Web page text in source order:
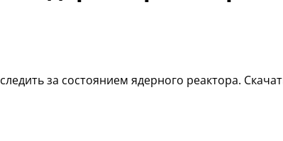
за состоянием ядерного реактора.